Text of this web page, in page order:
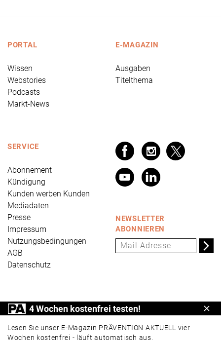
PORTAL
Wissen
Webstories
Podcasts
Markt-News
E-MAGAZIN
Ausgaben
Titelthema
SERVICE
Abonnement
Kündigung
Kunden werben Kunden
Mediadaten
Presse
Impressum
Nutzungsbedingungen
AGB
Datenschutz
NEWSLETTER
ABONNIEREN
PRÄVENTION AKTUELL ist ein Produkt der Universum
Verlag GmbH, Wettinerstraße 3-5, 65189 Wiesbaden,
www.universum.de,info@universum.de
4 Wochen kostenfrei testen!
Lesen Sie unser E-Magazin PRÄVENTION AKTUELL vier
Wochen kostenfrei - läuft automatisch aus.